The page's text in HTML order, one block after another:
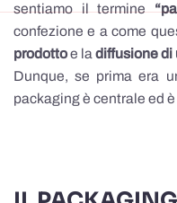
sentiamo il termine
confezione e a come
prodottoe la diffusione di
Dunque, se prima era
packaging è centrale ed